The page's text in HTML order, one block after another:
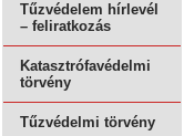
Tűzvédelem hírlevél
– feliratkozás
Katasztrófavédelmi
törvény
Tűzvédelmi törvény